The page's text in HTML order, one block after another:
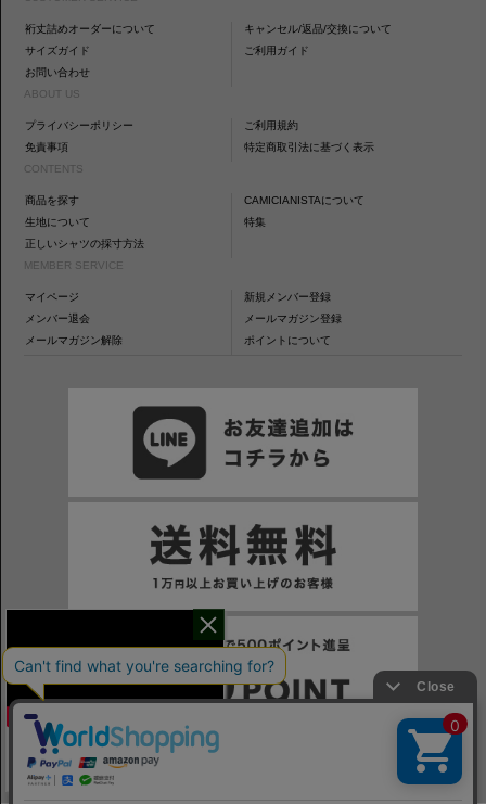
裄丈詰めオーダーについて
キャンセル/返品/交換について
サイズガイド
ご利用ガイド
お問い合わせ
ABOUT US
プライバシーポリシー
ご利用規約
免責事項
特定商取引法に基づく表示
CONTENTS
商品を探す
CAMICIANISTAについて
生地について
特集
正しいシャツの採寸方法
MEMBER SERVICE
マイページ
新規メンバー登録
メンバー退会
メールマガジン登録
メールマガジン解除
ポイントについて
※一部表示がPCサイトになるページもございます。
※当サイトの税込価格表示は、掲載時の消費税率に応じた価格で記載しております。ご注意ください。
干場氏が考える
「良いシャツの条件！」